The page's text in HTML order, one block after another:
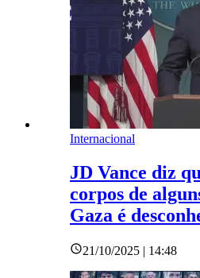
Internacional
JD Vance diz
corpos de
Gaza é
21/10/2025 | 14:48